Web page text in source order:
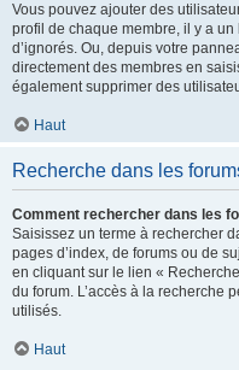
Vous pouvez ajouter des
profil de chaque membre, il y a un
d’ignorés. Ou, depuis votre
directement des membres en
également supprimer des
Haut
Recherche dans les
Comment rechercher dans les
Saisissez un terme à rechercher
pages d’index, de forums ou de
en cliquant sur le lien «
du forum. L’accès à la recherche
utilisés.
Haut